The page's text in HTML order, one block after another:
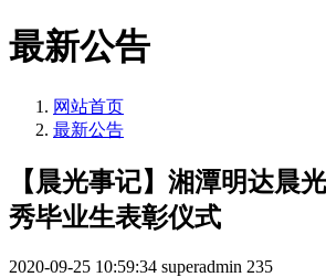
最新公告
网站首页
最新公告
【晨光事记】湘潭明达晨
秀毕业生表彰仪式
2020-09-25 10:59:34 superadmin 235